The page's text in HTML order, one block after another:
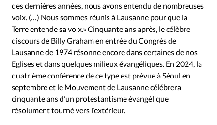
des dernières années, nous avons entendu de nombreuses
voix. (…) Nous sommes réunis à Lausanne pour que la
Terre entende sa voix.» Cinquante ans après, le célèbre
discours de Billy Graham en entrée du Congrès de
Lausanne de 1974 résonne encore dans certaines de nos
Eglises et dans quelques milieux évangéliques. En 2024, la
quatrième conférence de ce type est prévue à Séoul en
septembre et le Mouvement de Lausanne célébrera
cinquante ans d’un protestantisme évangélique
résolument tourné vers l’extérieur.